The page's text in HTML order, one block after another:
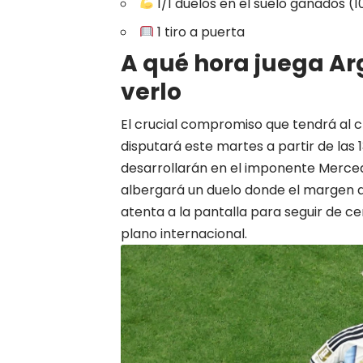
1 tiro a puerta
A qué hora juega
verlo
El crucial compromiso que tendrá al
disputará este martes a partir de las
desarrollarán en el imponente
albergará un duelo donde el margen
atenta a la pantalla para seguir de
plano internacional.